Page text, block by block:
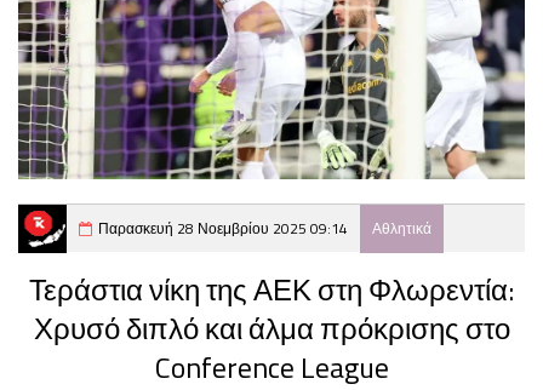
Παρασκευή 28 Νοεμβρίου 2025 09:14 Αθλητικά
Τεράστια νίκη της ΑΕΚ στη Φλωρεντία:
Χρυσό διπλό και άλμα πρόκρισης στο
Conference League